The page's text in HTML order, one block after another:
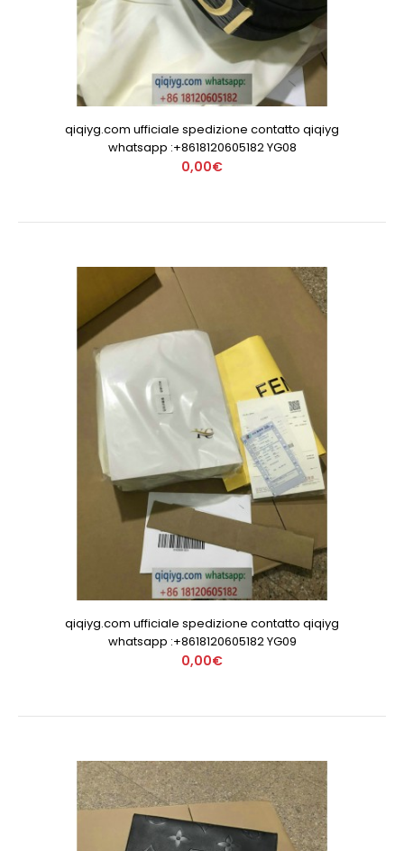
qiqiyg.com ufficiale spedizione contatto qiqiyg
whatsapp :+8618120605182 YG08
0,00€
qiqiyg.com ufficiale spedizione contatto qiqiyg
whatsapp :+8618120605182 YG09
0,00€